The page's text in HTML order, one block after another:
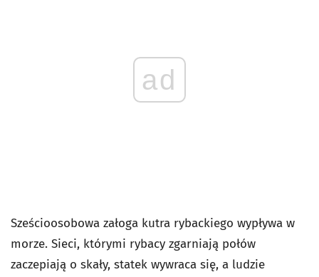
ad
Sześcioosobowa załoga kutra rybackiego wypływa w
morze. Sieci, którymi rybacy zgarniają połów
zaczepiają o skały, statek wywraca się, a ludzie